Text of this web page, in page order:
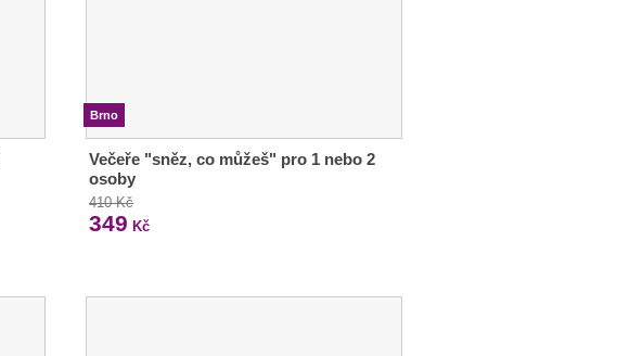
Brno
Večeře "sněz, co můžeš" pro 1 nebo 2
osoby
410 Kč
349 Kč